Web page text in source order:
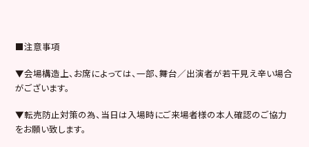
■注意事項
▼会場構造上、お席によっては、一部、舞台／出演者が若干見え辛い場合
がございます。
▼転売防止対策の為、当日は入場時にご来場者様の本人確認のご協力
をお願い致します。